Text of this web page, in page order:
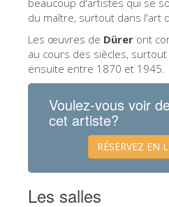
beaucoup d'artistes qui se
du maître, surtout dans l'art
Les œuvres de Dürer ont
au cours des siècles,
ensuite entre 1870 et 1945.
Voulez-vous voir
cet artiste?
RÉSERVEZ EN
Les salles